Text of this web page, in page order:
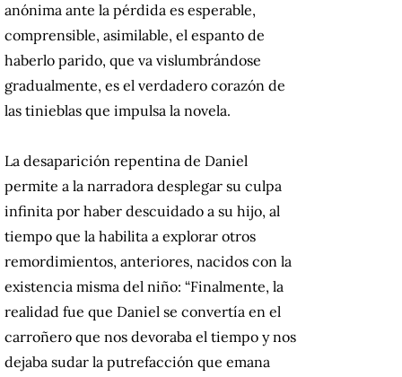
anónima ante la pérdida es esperable,
comprensible, asimilable, el espanto de
haberlo parido, que va vislumbrándose
gradualmente, es el verdadero corazón de
las tinieblas que impulsa la novela.
La desaparición repentina de Daniel
permite a la narradora desplegar su culpa
infinita por haber descuidado a su hijo, al
tiempo que la habilita a explorar otros
remordimientos, anteriores, nacidos con la
existencia misma del niño: “Finalmente, la
realidad fue que Daniel se convertía en el
carroñero que nos devoraba el tiempo y nos
dejaba sudar la putrefacción que emana